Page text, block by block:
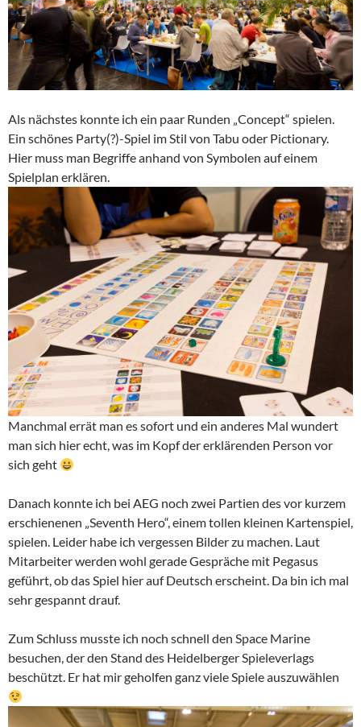
Als nächstes konnte ich ein paar Runden „Concept“ spielen.
Ein schönes Party(?)-Spiel im Stil von Tabu oder Pictionary.
Hier muss man Begriffe anhand von Symbolen auf einem
Spielplan erklären.
Manchmal errät man es sofort und ein anderes Mal wundert
man sich hier echt, was im Kopf der erklärenden Person vor
sich geht
Danach konnte ich bei AEG noch zwei Partien des vor kurzem
erschienenen „Seventh Hero“, einem tollen kleinen Kartenspiel,
spielen. Leider habe ich vergessen Bilder zu machen. Laut
Mitarbeiter werden wohl gerade Gespräche mit Pegasus
geführt, ob das Spiel hier auf Deutsch erscheint. Da bin ich mal
sehr gespannt drauf.
Zum Schluss musste ich noch schnell den Space Marine
besuchen, der den Stand des Heidelberger Spieleverlags
beschützt. Er hat mir geholfen ganz viele Spiele auszuwählen